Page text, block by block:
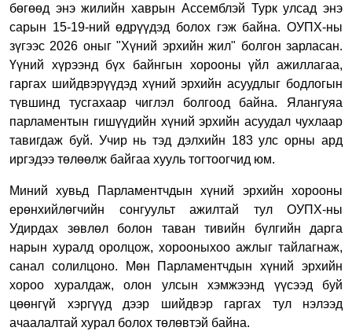
бөгөөд энэ жилийн хаврын Ассемблэй Турк улсад энэ
сарын 15-19-ний өдрүүдэд болох гэж байна. ОУПХ-ны
зүгээс 2026 оныг "Хүний эрхийн жил" болгон зарласан.
Үүний хүрээнд бүх байнгын хорооны үйл ажиллагаа,
гаргах шийдвэрүүдэд хүний эрхийн асуудлыг бодлогын
түвшинд тусгахаар чиглэл болгоод байна. Ялангуяа
парламентын гишүүдийн хүний эрхийн асуудал чухлаар
тавигдаж буй. Учир нь тэд дэлхийн 183 улс орны ард
иргэдээ төлөөлж байгаа хууль тогтоогчид юм.
Миний хувьд Парламентчдын хүний эрхийн хорооны
ерөнхийлөгчийн сонгуульт ажилтай тул ОУПХ-ны
Удирдах зөвлөл болон таван тивийн бүлгийн дарга
нарын хуралд оролцож, хорооныхоо ажлыг тайлагнаж,
санал солилцоно. Мөн Парламентчдын хүний эрхийн
хороо хуралдаж, олон улсын хэмжээнд үүсээд буй
цөөнгүй хэргүүд дээр шийдвэр гаргах тул нэлээд
ачаалалтай хурал болох төлөвтэй байна.